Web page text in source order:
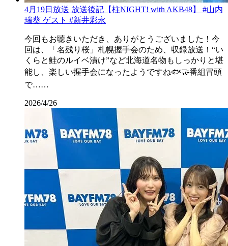
4月19日放送 放送後記【柱NIGHT! with AKB48】 #山内
瑞葵 ゲスト #新井彩永
今回もお聴きいただき、ありがとうございました！今
回は、「名残り桜」札幌握手会のため、収録放送！“い
くらと鮭のルイベ漬け”など北海道名物もしっかりと堪
能し、楽しい握手会になったようですね🐟🤝番組冒頭
で……
2026/4/26